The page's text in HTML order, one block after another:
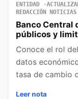
ENTIDAD
REDACCIÓN
Banco Central
públicos y
Conoce el rol
datos
tasa de cambio
Leer nota